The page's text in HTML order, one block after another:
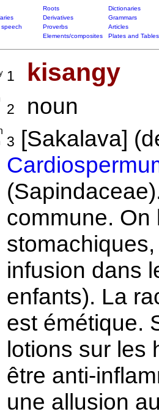
Roots
Dictionaries
Derivatives
Grammars
Proverbs
Articles
Elements/composites Plates and Tables
1 kisangy
2 noun
3 [Sakalava]
commune. On
infusion dans
enfants). La
est émétique.
lotions sur les
être anti-
une allusion